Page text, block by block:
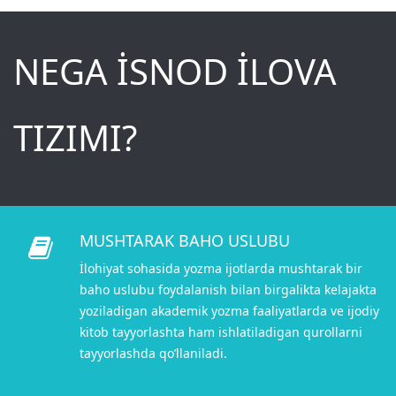
NEGA İSNOD İLOVA
TIZIMI?
MUSHTARAK BAHO USLUBU
İlohiyat sohasida yozma ijotlarda mushtarak bir
baho uslubu foydalanish bilan birgalikta kelajakta
yoziladigan akademik yozma faaliyatlarda ve ijodiy
kitob tayyorlashta ham ishlatiladigan qurollarni
tayyorlashda qo’llaniladi.